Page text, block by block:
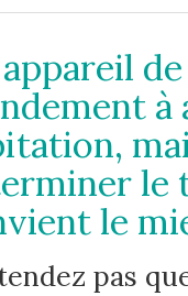
le
le
pas